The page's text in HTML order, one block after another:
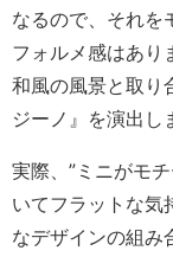
なるので、それを
フォルメ感はあり
和風の風景と取り
ジーノ』を演出し
実際、”ミニがモ
いてフラットな気
なデザインの組み